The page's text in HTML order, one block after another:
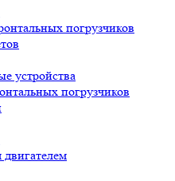
погрузчиков
устройства
погрузчиков